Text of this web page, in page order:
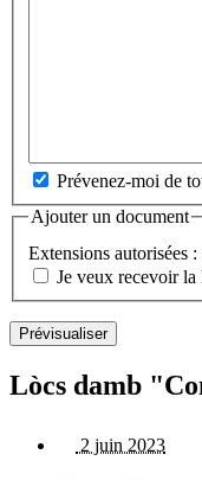
Prévenez-moi de
Ajouter un document
Extensions autorisées :
Je veux recevoir la
Lòcs damb
2 juin 2023